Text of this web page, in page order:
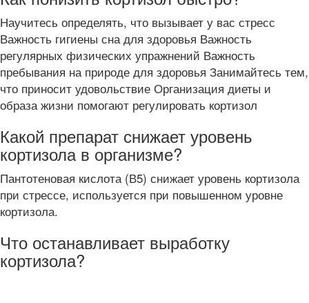
Научитесь определять, что вызывает у вас стресс
Важность гигиены сна для здоровья Важность
регулярных физических упражнений Важность
пребывания на природе для здоровья Занимайтесь тем,
что приносит удовольствие Организация диеты и
образа жизни помогают регулировать кортизол
Какой препарат снижает уровень
кортизола в организме?
Пантотеновая кислота (В5) снижает уровень кортизола
при стрессе, используется при повышенном уровне
кортизола.
Что останавливает выработку
кортизола?